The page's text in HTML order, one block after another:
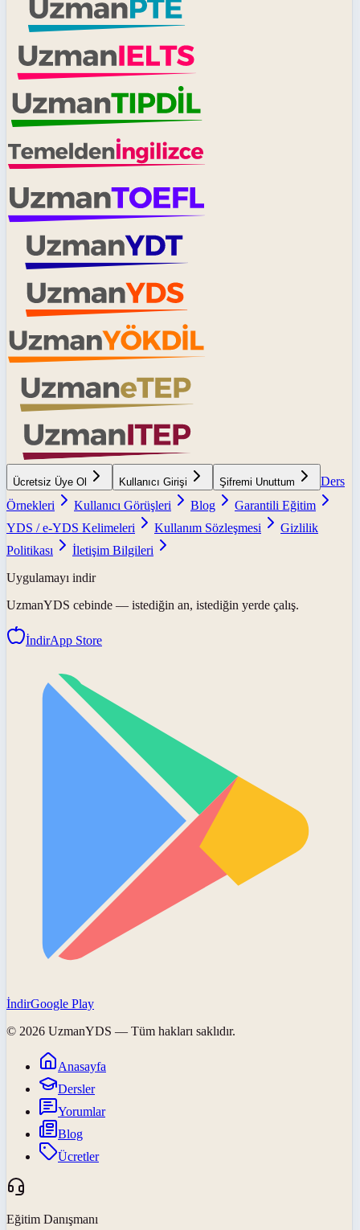
Ücretsiz Üye Ol Kullanıcı Girişi Şifremi Unuttum
Ders
Örnekleri
Kullanıcı Görüşleri Blog
Garantili Eğitim
YDS / e-YDS Kelimeleri
Kullanım Sözleşmesi
Gizlilik
Politikası
İletişim Bilgileri
Uygulamayı indir
UzmanYDS cebinde — istediğin an, istediğin yerde çalış.
İndirApp Store
İndirGoogle Play
© 2026 UzmanYDS — Tüm hakları saklıdır.
Anasayfa
Dersler
Yorumlar
Blog
Ücretler
Eğitim Danışmanı